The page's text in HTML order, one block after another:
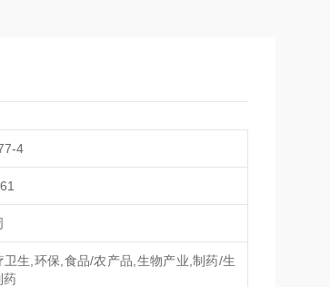
4
卫生,环保,食品/农产品,生物产业,制药/生
药